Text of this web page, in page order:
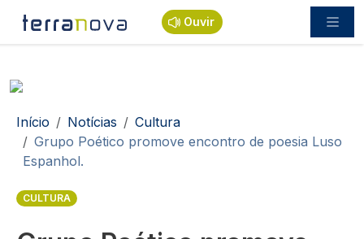
Passar para o conteúdo principal
Ouvir
Navegação estrutural
Início Notícias
Cultura
Grupo Poético promove encontro de poesia Luso
Espanhol.
CULTURA